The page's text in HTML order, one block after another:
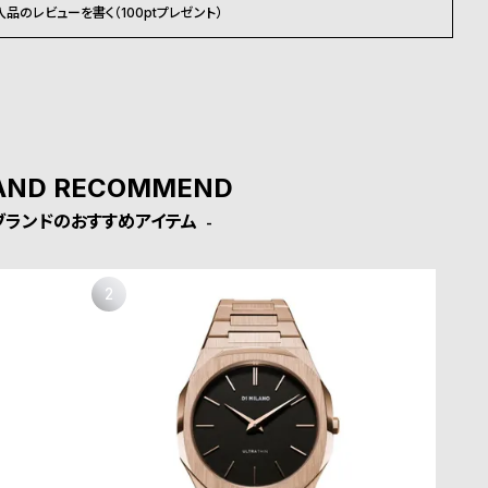
品のレビューを書く（100ptプレゼント）
RECOMMEND
ランドのおすすめアイテム